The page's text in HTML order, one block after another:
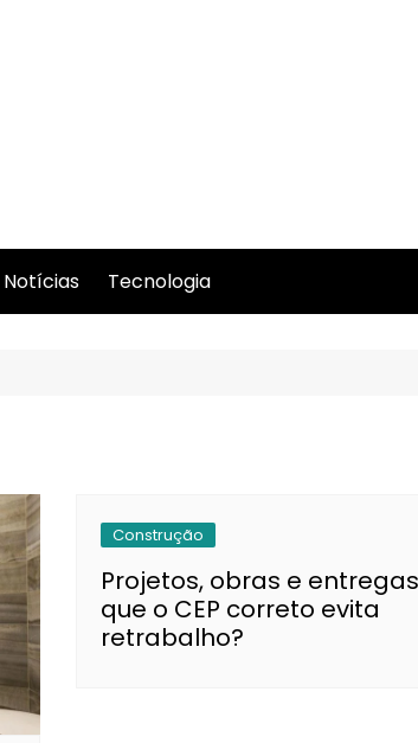
Notícias Tecnologia
Construção
Projetos, obras e
que o CEP correto evita
retrabalho?